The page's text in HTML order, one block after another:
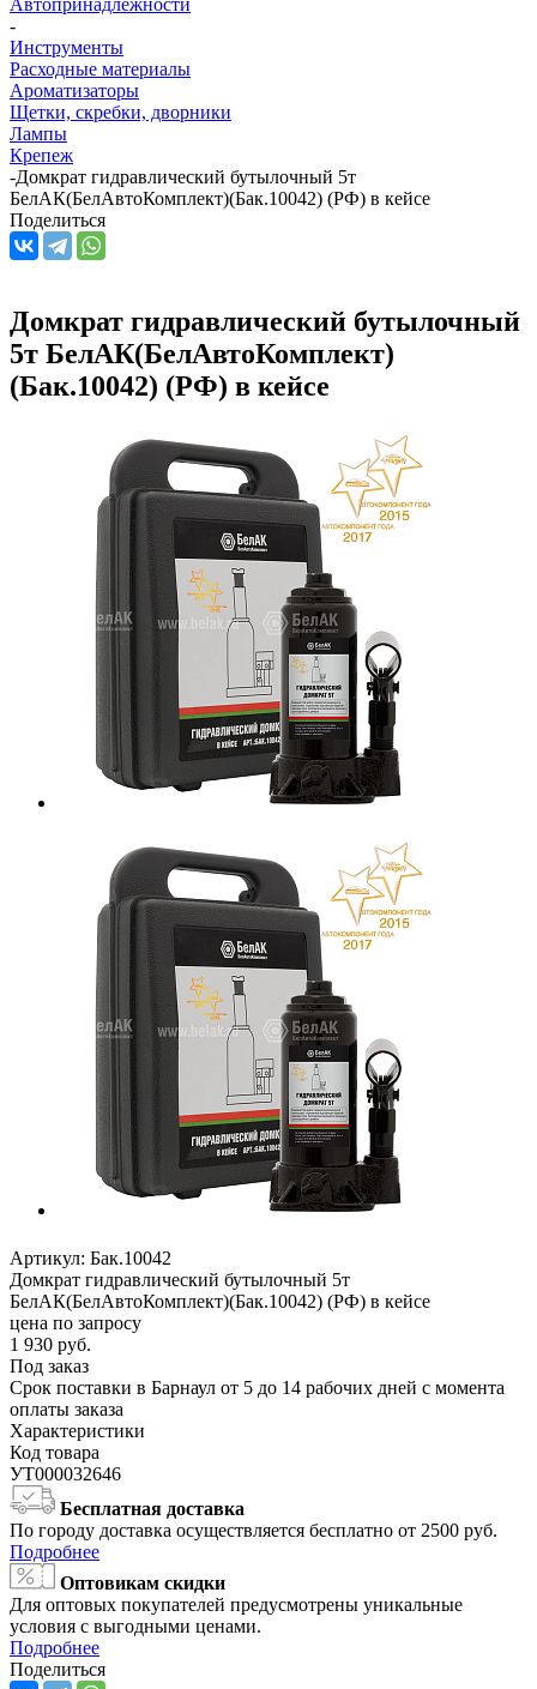
-
Инструменты
Расходные материалы
Ароматизаторы
Щетки, скребки, дворники
Лампы
Крепеж
-Домкрат гидравлический бутылочный 5т
БелАК(БелАвтоКомплект)(Бак.10042) (РФ) в кейсе
Поделиться
Домкрат гидравлический бутылочный
5т БелАК(БелАвтоКомплект)
(Бак.10042) (РФ) в кейсе
Артикул: Бак.10042
Домкрат гидравлический бутылочный 5т
БелАК(БелАвтоКомплект)(Бак.10042) (РФ) в кейсе
цена по запросу
1 930 руб.
Под заказ
Срок поставки в Барнаул от 5 до 14 рабочих дней с момента
оплаты заказа
Характеристики
Код товара
УТ000032646
Бесплатная доставка
По городу доставка осуществляется бесплатно от 2500 руб.
Подробнее
Оптовикам скидки
Для оптовых покупателей предусмотрены уникальные
условия с выгодными ценами.
Подробнее
Поделиться